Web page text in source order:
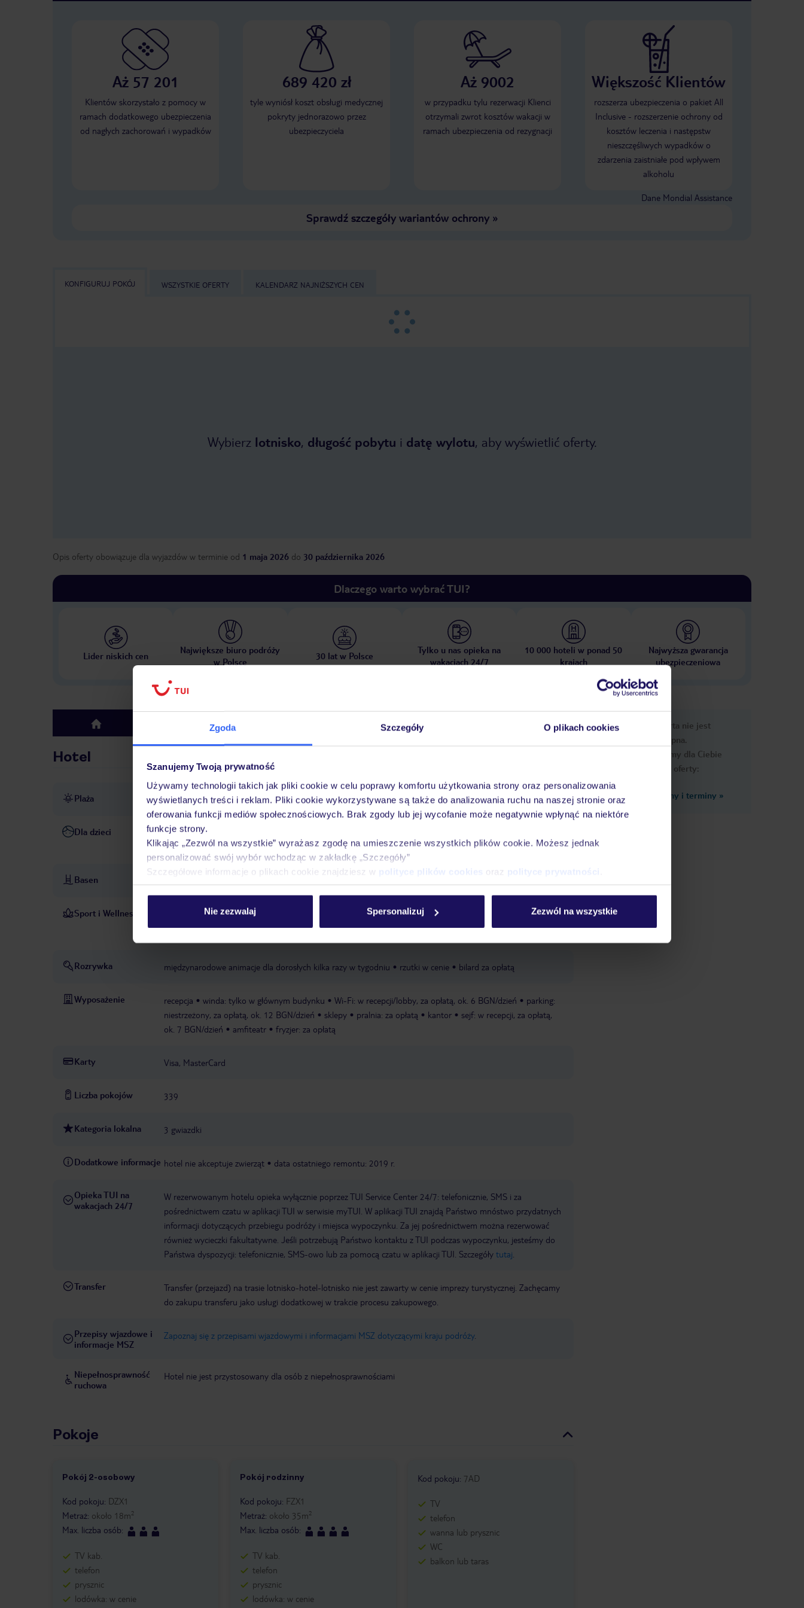
Zgoda Szczegóły O plikach cookies
Szanujemy Twoją prywatność
Używamy technologii takich jak pliki cookie w celu poprawy komfortu użytkowania strony oraz personalizowania
wyświetlanych treści i reklam. Pliki cookie wykorzystywane są także do analizowania ruchu na naszej stronie oraz
oferowania funkcji mediów społecznościowych. Brak zgody lub jej wycofanie może negatywnie wpłynąć na niektóre
funkcje strony.
Klikając „Zezwól na wszystkie” wyrażasz zgodę na umieszczenie wszystkich plików cookie. Możesz jednak
personalizować swój wybór wchodząc w zakładkę „Szczegóły”
Szczegółowe informacje o plikach cookie znajdziesz w polityce plików cookies oraz polityce prywatności
Nie zezwalaj Spersonalizuj Zezwól na wszystkie
Aż 57 201
Klientów skorzystało z pomocy w
ramach dodatkowego ubezpieczenia
od nagłych zachorowań i wypadków
689 420 zł
tyle wyniósł koszt obsługi medycznej
pokryty jednorazowo przez
ubezpieczyciela
Aż 9002
w przypadku tylu rezerwacji Klienci
otrzymali zwrot kosztów wakacji w
ramach ubezpieczenia od rezygnacji
Większość Klientów
rozszerza ubezpieczenia o pakiet All
Inclusive - rozszerzenie ochrony od
kosztów leczenia i następstw
nieszczęśliwych wypadków o
zdarzenia zaistniałe pod wpływem
alkoholu
Dane Mondial Assistance
Sprawdź szczegóły wariantów ochrony»
KONFIGURUJ POKÓJ WSZYSTKIE OFERTY KALENDARZ NAJNIŻSZYCH CEN
Wybierz lotnisko, długość pobytu i datę wylotu, aby wyświetlić oferty.
Opis oferty obowiązuje dla wyjazdów w terminie od 1 maja 2026 do 30 października 2026
Dlaczego warto wybrać TUI?
Lider niskich cen
Największe biuro podróży
w Polsce
30 lat w Polsce
Tylko u nas opieka na
wakacjach 24/7
10 000 hoteli w ponad 50
krajach
Najwyższa gwarancja
ubezpieczeniowa
top Wyżywienie Ważne informacje
Hotel
Plaża ok. 50 m od plaży
Dla dzieci animacje dla dzieci: kilka razy w tygodniu
zapytanie
wysokie krzesełka w restauracji wydzielona część basenu dla dzieci
Basen
Sport i Wellness tenis stołowy siatkówka
Rozrywka międzynarodowe animacje dla dorosłych kilka razy w tygodniu rzutki w cenie bilard za opłatą
Wyposażenie recepcja winda: tylko w głównym budynku Wi-Fi: w recepcji/lobby, za opłatą, ok. 6 BGN/dzień
parking:
niestrzeżony, za opłatą, ok. 12 BGN/dzień
sklepy pralnia: za opłatą kantor
sejf: w recepcji, za opłatą,
ok. 7 BGN/dzień
amfiteatr fryzjer: za opłatą
Karty Visa, MasterCard
Liczba pokojów 339
Kategoria lokalna 3 gwiazdki
Dodatkowe informacje hotel nie akceptuje zwierząt data ostatniego remontu: 2019 r.
Opieka TUI na
wakacjach 24/7
W rezerwowanym hotelu opieka wyłącznie poprzez TUI Service Center 24/7: telefonicznie, SMS i za
pośrednictwem czatu w aplikacji TUI w serwisie myTUI. W aplikacji TUI znajdą Państwo mnóstwo przydatnych
informacji dotyczących przebiegu podróży i miejsca wypoczynku. Za jej pośrednictwem można rezerwować
również wycieczki fakultatywne. Jeśli potrzebują Państwo kontaktu z TUI podczas wypoczynku, jesteśmy do
Państwa dyspozycji: telefonicznie, SMS-owo lub za pomocą czatu w aplikacji TUI. Szczegóły tutaj
Transfer
Transfer (przejazd) na trasie lotnisko-hotel-lotnisko nie jest zawarty w cenie imprezy turystycznej. Zachęcamy
do zakupu transferu jako usługi dodatkowej w trakcie procesu zakupowego.
Przepisy wjazdowe i
informacje MSZ
Zapoznaj się z przepisami wjazdowymi i informacjami MSZ dotyczącymi kraju podróży.
Niepełnosprawność
ruchowa
Hotel nie jest przystosowany dla osób z niepełnosprawnościami
Pokoje
Pokój 2-osobowy
Kod pokoju: DZX1
Metraż: około 18m2
Max. liczba osób:
TV kab.
telefon
prysznic
lodówka: w cenie
Pokój rodzinny
Kod pokoju: FZX1
Metraż: około 35m2
Max. liczba osób:
TV kab.
telefon
prysznic
lodówka: w cenie
Kod pokoju: 7AD
TV
telefon
wanna lub prysznic
WC
balkon lub taras
Ups, ta oferta nie jest
dostępna.
Przygotowaliśmy dla Ciebie
podobne oferty:
Zobacz inne ceny i terminy »